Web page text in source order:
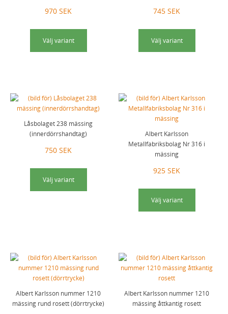
970 SEK
Välj variant
745 SEK
Välj variant
Låsbolaget 238 mässing
(innerdörrshandtag)
750 SEK
Välj variant
Albert Karlsson
Metallfabriksbolag Nr 316 i
mässing
925 SEK
Välj variant
Albert Karlsson nummer 1210
mässing rund rosett (dörrtrycke)
Albert Karlsson nummer 1210
mässing åttkantig rosett